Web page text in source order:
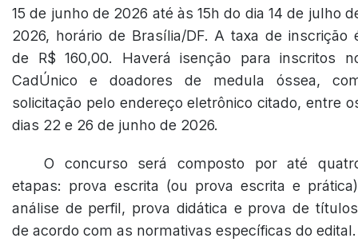
15 de junho de 2026 até às 15h do dia 14 de julho
2026, horário de Brasília/DF. A taxa de inscrição
de R$ 160,00. Haverá isenção para inscritos
CadÚnico e doadores de medula óssea,
solicitação pelo endereço eletrônico citado, entre
dias 22 e 26 de junho de 2026.
O concurso será composto por até
etapas: prova escrita (ou prova escrita e
análise de perfil, prova didática e prova de
de acordo com as normativas específicas do edital.